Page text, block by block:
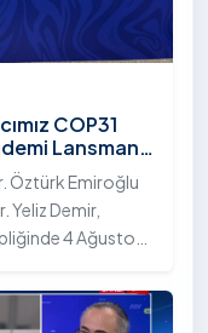
COP31
Lansmanı
Öztürk Emiroğlu
Yeliz Demir,
4 Ağustos
programına